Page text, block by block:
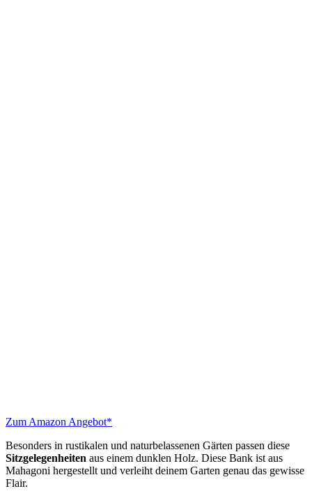
Zum Amazon Angebot*
Besonders in rustikalen und naturbelassenen Gärten passen diese
Sitzgelegenheiten aus einem dunklen Holz. Diese Bank ist aus
Mahagoni hergestellt und verleiht deinem Garten genau das gewisse
Flair.